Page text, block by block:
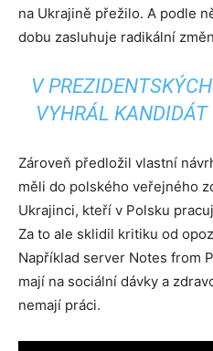
na Ukrajině přežilo. A podle
dobu zasluhuje radikální
V
VYHRÁL
Zároveň předložil vlastní
měli do polského veřejného
Ukrajinci, kteří v Polsku
Za to ale sklidil kritiku od
Například server Notes from
mají na sociální dávky a
nemají práci.